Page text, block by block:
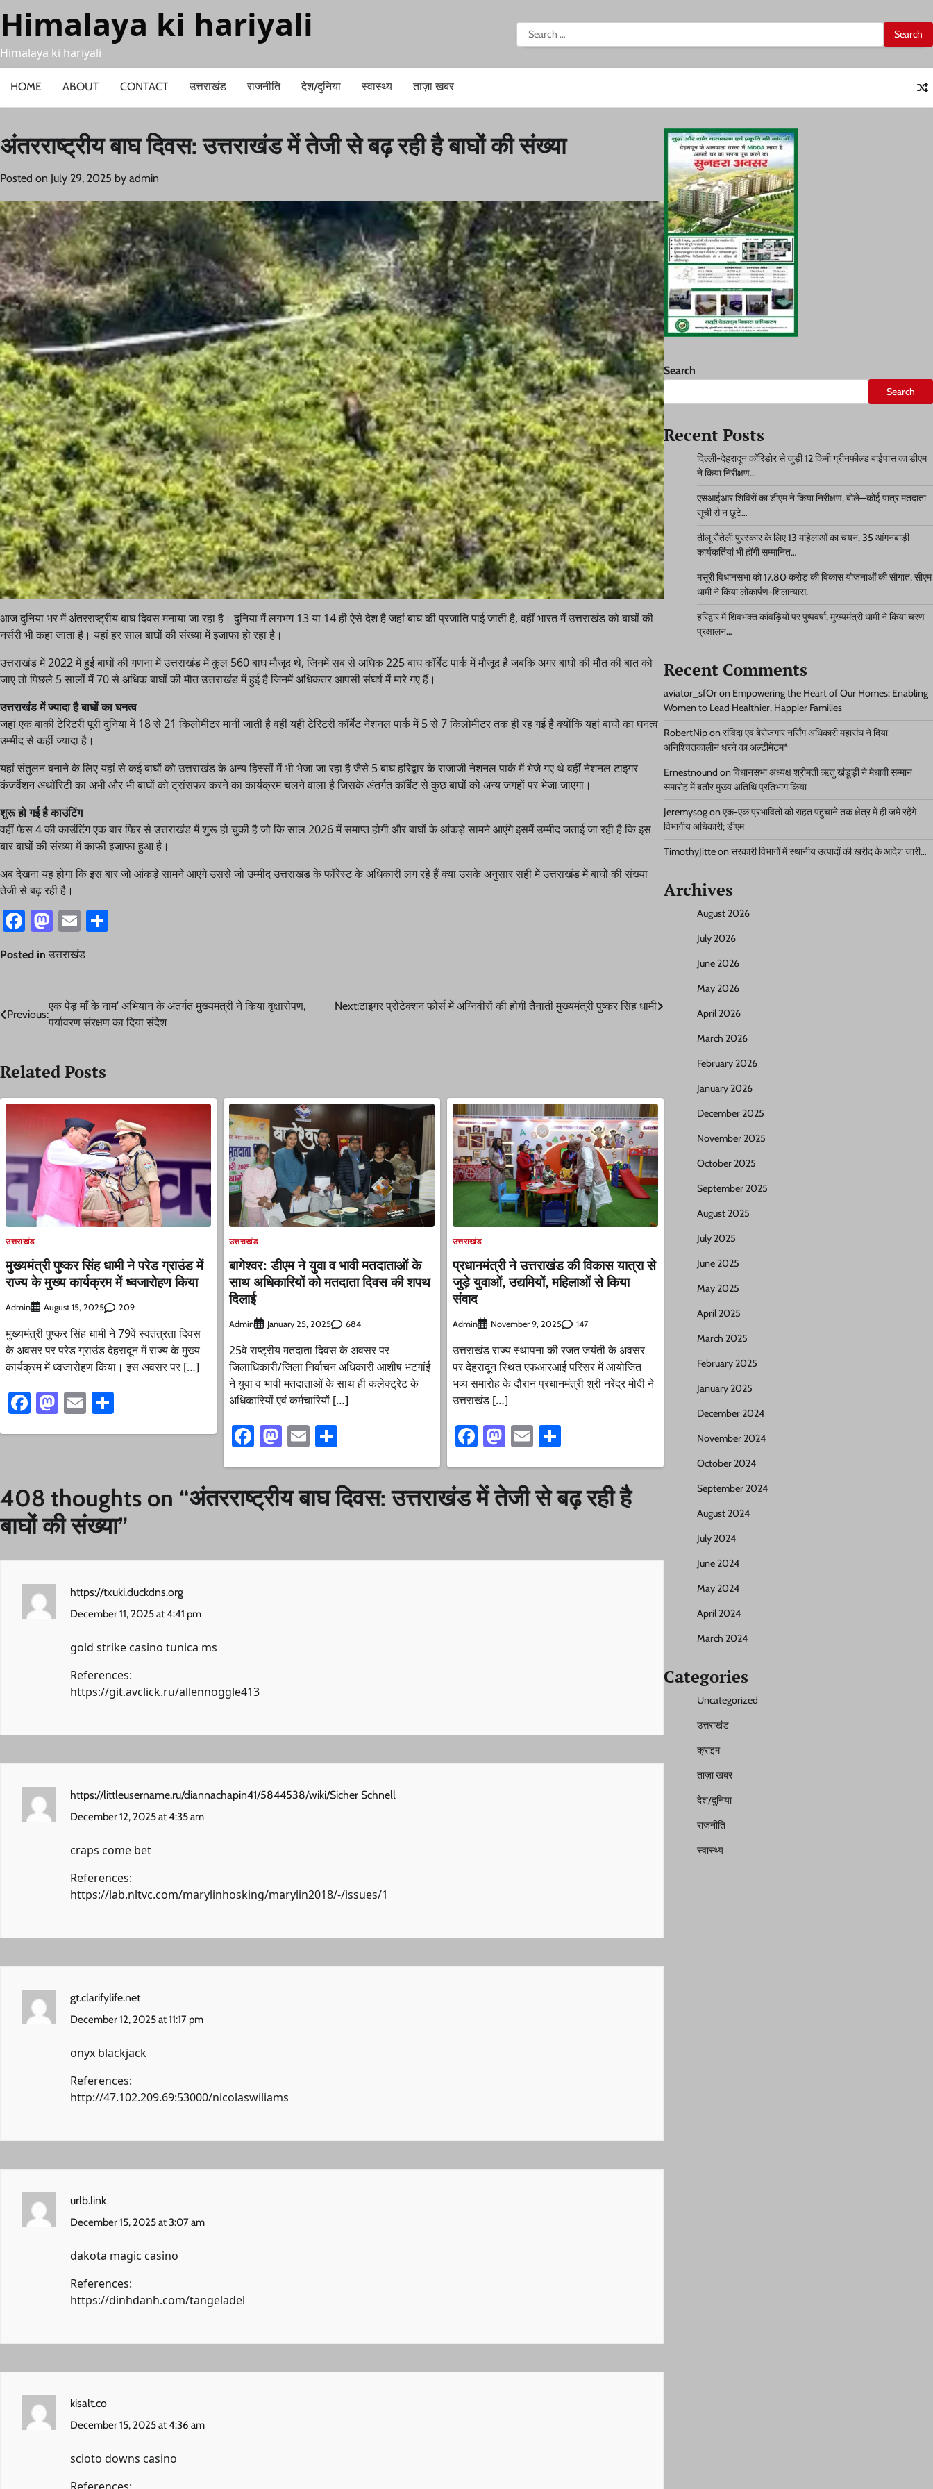
to
content
Himalaya ki hariyali
Himalaya ki hariyali
Search
for:
HOME ABOUT CONTACT उत्तराखंड राजनीति देश/दुनिया स्वास्थ्य ताज़ा खबर
अंतरराष्ट्रीय बाघ दिवस: उत्तराखंड में तेजी से बढ़ रही है बाघों की संख्या
Posted on July 29, 2025 by admin
आज दुनिया भर में अंतरराष्ट्रीय बाघ दिवस मनाया जा रहा है। दुनिया में लगभग 13 या 14 ही ऐसे देश है जहां बाघ की प्रजाति पाई जाती है, वहीं भारत में उत्तराखंड को बाघों की
नर्सरी भी कहा जाता है। यहां हर साल बाघों की संख्या में इजाफा हो रहा है।
उत्तराखंड में 2022 में हुई बाघों की गणना में उत्तराखंड में कुल 560 बाघ मौजूद थे, जिनमें सब से अधिक 225 बाघ कॉर्बेट पार्क में मौजूद है जबकि अगर बाघों की मौत की बात को
जाए तो पिछले 5 सालों में 70 से अधिक बाघों की मौत उत्तराखंड में हुई है जिनमें अधिकतर आपसी संघर्ष में मारे गए हैं।
उत्तराखंड में ज्यादा है बाघों का घनत्व
जहां एक बाकी टेरिटरी पूरी दुनिया में 18 से 21 किलोमीटर मानी जाती है वहींं यही टेरिटरी कॉर्बेट नेशनल पार्क में 5 से 7 किलोमीटर तक ही रह गई है क्योंकि यहां बाघों का घनत्व
उम्मीद से कहीं ज्यादा है।
यहां संतुलन बनाने के लिए यहां से कई बाघों को उत्तराखंड के अन्य हिस्सों में भी भेजा जा रहा है जैसे 5 बाघ हरिद्वार के राजाजी नेशनल पार्क में भेजे गए थे वहींं नेशनल टाइगर
कंजर्वेशन अथॉरिटी का अभी और भी बाघों को ट्रांसफर करने का कार्यक्रम चलने वाला है जिसके अंतर्गत कॉर्बेट से कुछ बाघों को अन्य जगहों पर भेजा जाएगा।
शुरू हो गई है काउंटिंग
वहीं फेस 4 की काउंटिंग एक बार फिर से उत्तराखंड में शुरू हो चुकी है जो कि साल 2026 में समाप्त होगी और बाघों के आंकड़े सामने आएंगे इसमें उम्मीद जताई जा रही है कि इस
बार बाघों की संख्या में काफी इजाफा हुआ है।
अब देखना यह होगा कि इस बार जो आंकड़े सामने आएंगे उससे जो उम्मीद उत्तराखंड के फॉरेस्ट के अधिकारी लग रहे हैं क्या उसके अनुसार सही में उत्तराखंड में बाघों की संख्या
तेजी से बढ़ रही है।
Facebook
Mastodon
Email
Posted in उत्तराखंड
Post
Previous:
एक पेड़ माँ के नाम’ अभियान के अंतर्गत मुख्यमंत्री ने किया वृक्षारोपण,
पर्यावरण संरक्षण का दिया संदेश
Next:टाइगर प्रोटेक्शन फोर्स में अग्निवीरों की होगी तैनाती मुख्यमंत्री पुष्कर सिंह धामी
Related Posts
उत्तराखंड
मुख्यमंत्री पुष्कर सिंह धामी ने परेड ग्राउंड में
राज्य के मुख्य कार्यक्रम में ध्वजारोहण किया
Admin August 15, 2025 209
मुख्यमंत्री पुष्कर सिंह धामी ने 79वें स्वतंत्रता दिवस
के अवसर पर परेड ग्राउंड देहरादून में राज्य के मुख्य
कार्यक्रम में ध्वजारोहण किया। इस अवसर पर […]
Facebook
Mastodon
Email
उत्तराखंड
बागेश्वर: डीएम ने युवा व भावी मतदाताओं के
साथ अधिकारियों को मतदाता दिवस की शपथ
दिलाई
Admin January 25, 2025 684
25वे राष्ट्रीय मतदाता दिवस के अवसर पर
जिलाधिकारी/जिला निर्वाचन अधिकारी आशीष भटगांई
ने युवा व भावी मतदाताओं के साथ ही कलेक्ट्रेट के
अधिकारियों एवं कर्मचारियों […]
Facebook
Mastodon
EmailShare
उत्तराखंड
प्रधानमंत्री ने उत्तराखंड की विकास यात्रा से
जुड़े युवाओं, उद्यमियों, महिलाओं से किया
संवाद
Admin November 9, 2025 147
उत्तराखंड राज्य स्थापना की रजत जयंती के अवसर
पर देहरादून स्थित एफआरआई परिसर में आयोजित
भव्य समारोह के दौरान प्रधानमंत्री श्री नरेंद्र मोदी ने
उत्तराखंड […]
Facebook
Mastodon
EmailShare
408 thoughts on “अंतरराष्ट्रीय बाघ दिवस: उत्तराखंड में तेजी से बढ़ रही है
बाघों की संख्या”
https://txuki.duckdns.org
December 11, 2025 at 4:41 pm
gold strike casino tunica ms
References:
https://git.avclick.ru/allennoggle413
https://littleusername.ru/diannachapin41/5844538/wiki/Sicher Schnell
December 12, 2025 at 4:35 am
craps come bet
References:
https://lab.nltvc.com/marylinhosking/marylin2018/-/issues/1
gt.clarifylife.net
December 12, 2025 at 11:17 pm
onyx blackjack
References:
http://47.102.209.69:53000/nicolaswiliams
urlb.link
December 15, 2025 at 3:07 am
dakota magic casino
References:
https://dinhdanh.com/tangeladel
kisalt.co
December 15, 2025 at 4:36 am
scioto downs casino
Search
Search
Recent Posts
दिल्ली-देहरादून कॉरिडोर से जुड़ी 12 किमी ग्रीनफील्ड बाईपास का डीएम
ने किया निरीक्षण…
एसआईआर शिविरों का डीएम ने किया निरीक्षण, बोले—कोई पात्र मतदाता
सूची से न छूटे…
तीलू रौतेली पुरस्कार के लिए 13 महिलाओं का चयन, 35 आंगनबाड़ी
कार्यकर्तियां भी होंगी सम्मानित…
मसूरी विधानसभा को 17.80 करोड़ की विकास योजनाओं की सौगात, सीएम
धामी ने किया लोकार्पण-शिलान्यास.
हरिद्वार में शिवभक्त कांवड़ियों पर पुष्पवर्षा, मुख्यमंत्री धामी ने किया चरण
प्रक्षालन…
Recent Comments
aviator_sfOron Empowering the Heart of Our Homes: Enabling
Women to Lead Healthier, Happier Families
RobertNiponसंविदा एवं बेरोजगार नर्सिंग अधिकारी महासंघ ने दिया
अनिश्चितकालीन धरने का अल्टीमेटम*
Ernestnound onविधानसभा अध्यक्ष श्रीमती ऋतु खंडूड़ी ने मेधावी सम्मान
समारोह में बतौर मुख्य अतिथि प्रतिभाग किया
Jeremysogonएक-एक प्रभावितों को राहत पंहुचाने तक क्षेत्र में ही जमे रहेंगे
विभागीय अधिकारी; डीएम
TimothyJitteonसरकारी विभागों में स्थानीय उत्पादों की खरीद के आदेश जारी…
Archives
August 2026
July 2026
June 2026
May 2026
April 2026
March 2026
February 2026
January 2026
December 2025
November 2025
October 2025
September 2025
August 2025
July 2025
June 2025
May 2025
April 2025
March 2025
February 2025
January 2025
December 2024
November 2024
October 2024
September 2024
August 2024
July 2024
June 2024
May 2024
April 2024
March 2024
Categories
Uncategorized
उत्तराखंड
क्राइम
ताज़ा खबर
देश/दुनिया
राजनीति
स्वास्थ्य